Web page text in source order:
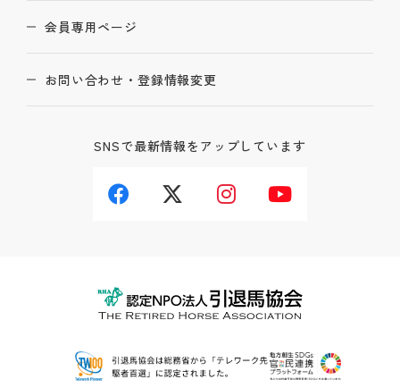
会員専用ページ
お問い合わせ・登録情報変更
SNSで最新情報をアップしています